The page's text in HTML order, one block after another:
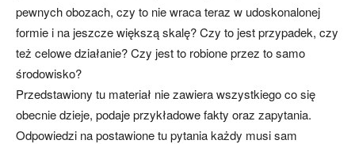
pewnych obozach, czy to nie wraca teraz w udoskonalonej
formie i na jeszcze większą skalę? Czy to jest przypadek, czy
też celowe działanie? Czy jest to robione przez to samo
środowisko?
Przedstawiony tu materiał nie zawiera wszystkiego co się
obecnie dzieje, podaje przykładowe fakty oraz zapytania.
Odpowiedzi na postawione tu pytania każdy musi sam